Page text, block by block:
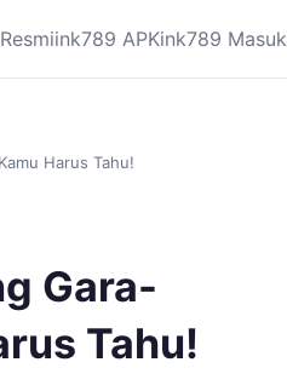
ink789 APKink789 Masuk
Harus Tahu!
Gara-
Tahu!